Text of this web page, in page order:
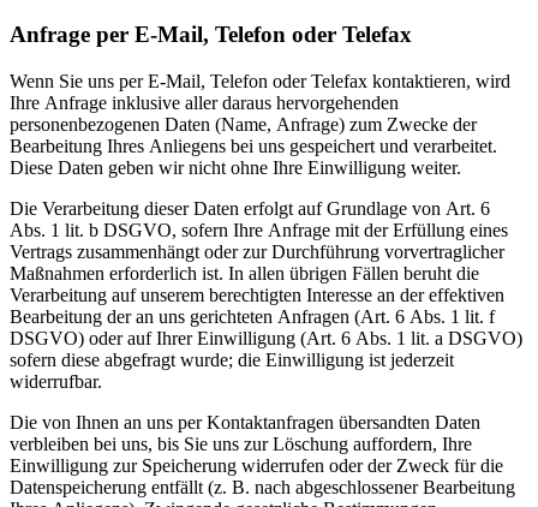
Anfrage per E-Mail, Telefon oder Telefax
Wenn Sie uns per E-Mail, Telefon oder Telefax kontaktieren, wird
Ihre Anfrage inklusive aller daraus hervorgehenden
personenbezogenen Daten (Name, Anfrage) zum Zwecke der
Bearbeitung Ihres Anliegens bei uns gespeichert und verarbeitet.
Diese Daten geben wir nicht ohne Ihre Einwilligung weiter.
Die Verarbeitung dieser Daten erfolgt auf Grundlage von Art. 6
Abs. 1 lit. b DSGVO, sofern Ihre Anfrage mit der Erfüllung eines
Vertrags zusammenhängt oder zur Durchführung vorvertraglicher
Maßnahmen erforderlich ist. In allen übrigen Fällen beruht die
Verarbeitung auf unserem berechtigten Interesse an der effektiven
Bearbeitung der an uns gerichteten Anfragen (Art. 6 Abs. 1 lit. f
DSGVO) oder auf Ihrer Einwilligung (Art. 6 Abs. 1 lit. a DSGVO)
sofern diese abgefragt wurde; die Einwilligung ist jederzeit
widerrufbar.
Die von Ihnen an uns per Kontaktanfragen übersandten Daten
verbleiben bei uns, bis Sie uns zur Löschung auffordern, Ihre
Einwilligung zur Speicherung widerrufen oder der Zweck für die
Datenspeicherung entfällt (z. B. nach abgeschlossener Bearbeitung